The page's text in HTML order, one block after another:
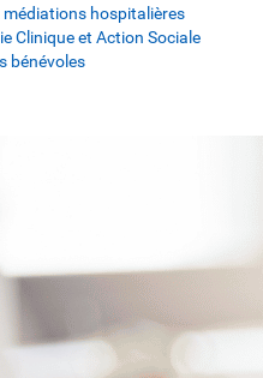
médiations hospitalières
Clinique et Action Sociale
bénévoles